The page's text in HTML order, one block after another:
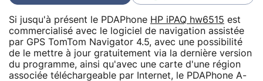
Si jusqu'à présent le PDAPhone HP iPAQ hw6515 est
commercialisé avec le logiciel de navigation assistée
par GPS TomTom Navigator 4.5, avec une possibilité
de le mettre à jour gratuitement via la dernière version
du programme, ainsi qu'avec une carte d'une région
associée téléchargeable par Internet, le PDAPhone A-